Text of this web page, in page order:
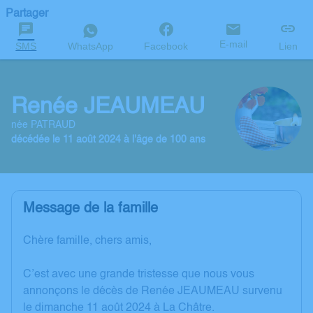
Partager
SMS WhatsApp Facebook E-mail Lien
Renée JEAUMEAU
née PATRAUD
décédée le 11 août 2024 à l'âge de 100 ans
Message de la famille
Chère famille, chers amis,
C’est avec une grande tristesse que nous vous
annonçons le décès de Renée JEAUMEAU survenu
le dimanche 11 août 2024 à La Châtre.